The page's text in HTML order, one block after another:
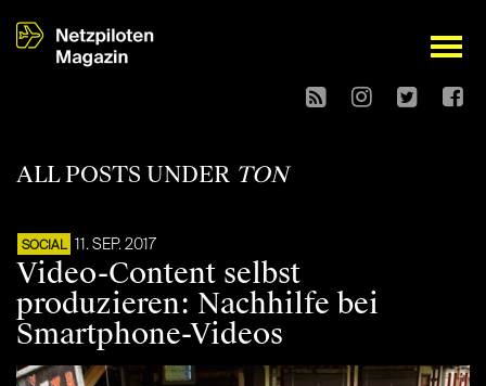
open
ALL POSTS UNDER TON
SOCIAL 11. SEP. 2017
Video-Content selbst
produzieren: Nachhilfe bei
Smartphone-Videos